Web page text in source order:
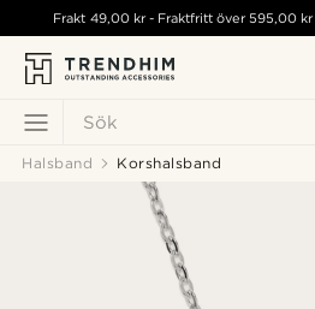
Sök
Frakt 49,00 kr- Fraktfritt över595,00 kr
Halsband Korshalsband